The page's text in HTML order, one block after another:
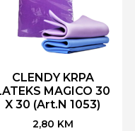
CLENDY KRPA
MAGICO 30
X 30 (Art.N 1053)
2,80 KM